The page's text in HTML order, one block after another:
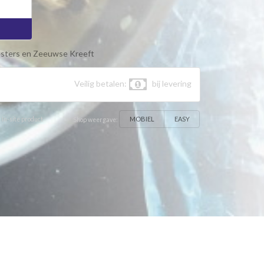
en Zeeuwse Kreeft
Veilig betalen: bij levering
In-site product Shop weergave: MOBIEL EASY